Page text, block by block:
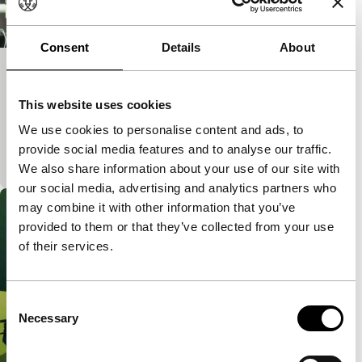
Consent Details About
This website uses cookies
We use cookies to personalise content and ads, to
provide social media features and to analyse our traffic.
We also share information about your use of our site with
our social media, advertising and analytics partners who
may combine it with other information that you’ve
provided to them or that they’ve collected from your use
of their services.
Selection
Necessary
Short!
sportschool en komt voor vreemde verrassingen te
staan.